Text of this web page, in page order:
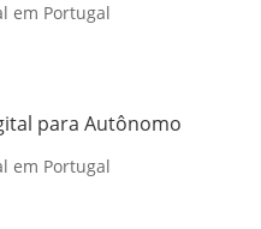
em Portugal
para Autônomo
em Portugal